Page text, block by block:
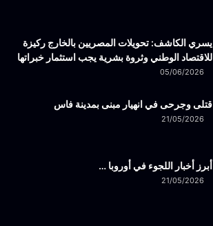
يسري الكاشف: تحويلات المصريين بالخارج ركيزة
للاقتصاد الوطني وثروة بشرية يجب استثمار خبراتها
05/06/2026
قتلى وجرحى في انهيار مبنى بمدينة فاس
21/05/2026
أبرز أخبار اللجوء في أوروبا …
21/05/2026